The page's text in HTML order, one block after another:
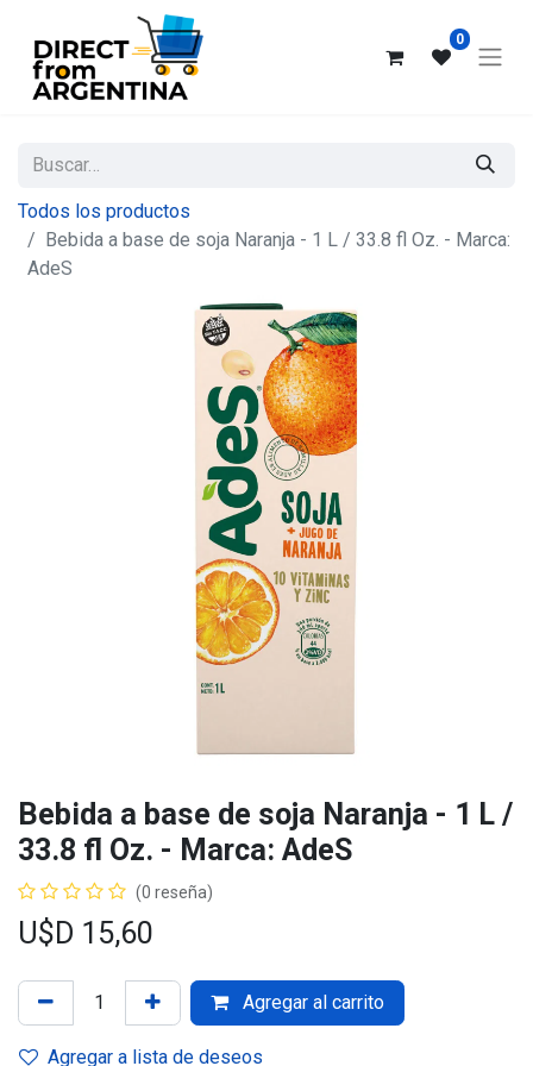
0
Todos los productos
Bebida a base de soja Naranja - 1 L / 33.8 fl Oz. - Marca:
AdeS
Bebida a base de soja Naranja - 1 L /
33.8 fl Oz. - Marca: AdeS
(0 reseña)
U$D 15,60
Agregar al carrito
Agregar a lista de deseos